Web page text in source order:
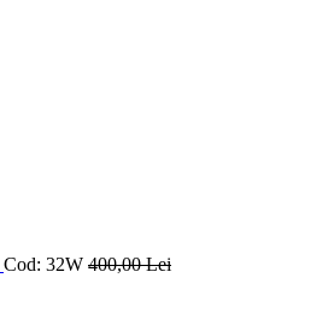
Cod: 32W 400,00Lei